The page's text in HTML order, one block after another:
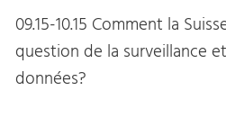
09.15-10.15 Comment la
question de la surveillance
données?